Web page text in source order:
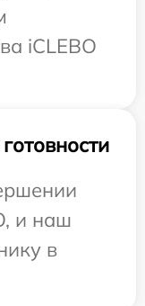
iCLEBO
и наш
в